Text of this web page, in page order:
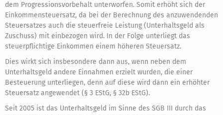
dem Progressionsvorbehalt unterworfen. Somit erhöht sich der
Einkommensteuersatz, da bei der Berechnung des anzuwendenden
Steuersatzes auch die steuerfreie Leistung (Unterhaltsgeld als
Zuschuss) mit einbezogen wird. In der Folge unterliegt das
steuerpflichtige Einkommen einem höheren Steuersatz.
Dies wirkt sich insbesondere dann aus, wenn neben dem
Unterhaltsgeld andere Einnahmen erzielt wurden, die einer
Besteuerung unterliegen, denn auf diese wird dann ein erhöhter
Steuersatz angewendet (§ 3 EStG, § 32b EStG).
Seit 2005 ist das Unterhaltsgeld im Sinne des SGB III durch das